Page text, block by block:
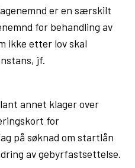
er en særskilt
for behandling av
ikke etter lov skal
jf.
annet klager over
for
på søknad om startlån
av gebyrfastsettelse.